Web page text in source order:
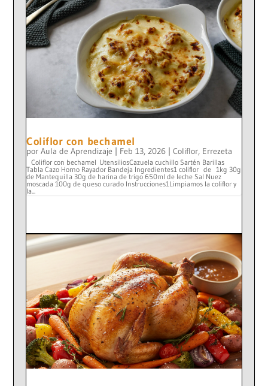
Coliflor con bechamel
porAula de Aprendizaje | Feb 13, 2026 |Coliflor, Errezeta
Coliflor con bechamel UtensiliosCazuela cuchillo Sartén Barillas
Tabla Cazo Horno Rayador Bandeja Ingredientes1 coliflor de 1kg 30g
de Mantequilla 30g de harina de trigo 650ml de leche Sal Nuez
moscada 100g de queso curado Instrucciones1Limpiamos la coliflor y
la...